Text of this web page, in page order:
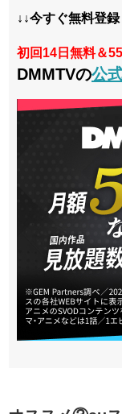
↓↓今すぐ無料登
初回14日無料＆
DMMTVの公